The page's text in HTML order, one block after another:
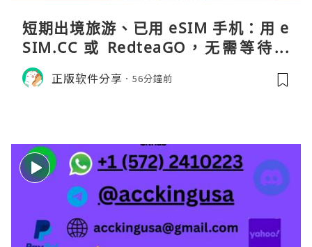
短期出境旅游、已用 eSIM 手机：用 e
SIM.CC 或 RedteaGO，无需等待收
货。需要“当地号码 + 通话短信”（如
打车、外卖、客户联络）：优先 Redt
正版软件分享 56分鐘前